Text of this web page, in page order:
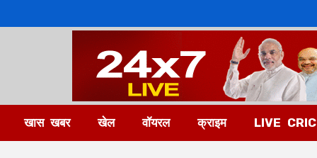
खास खबर खेल वॉयरल क्राइम LIVE